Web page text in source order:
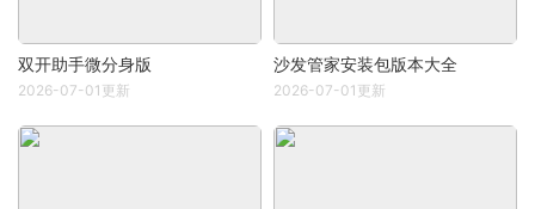
双开助手微分身版
2026-07-01更新
沙发管家安装包版本大全
2026-07-01更新